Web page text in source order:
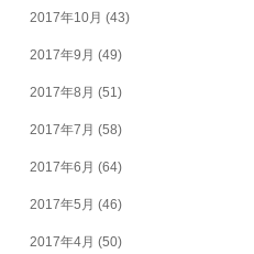
2017年10月 (43)
2017年9月 (49)
2017年8月 (51)
2017年7月 (58)
2017年6月 (64)
2017年5月 (46)
2017年4月 (50)